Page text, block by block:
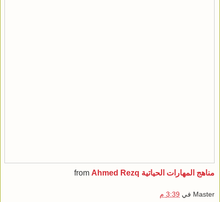
مناهج المهارات الحياتية from Ahmed Rezq
Master في 3:39 م